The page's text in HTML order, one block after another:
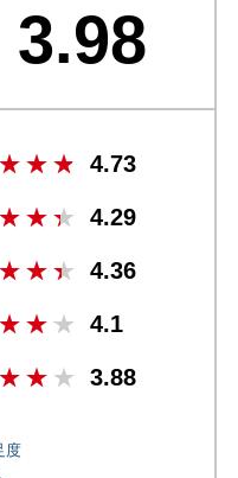
3.98
4.73
4.29
4.36
4.1
3.88